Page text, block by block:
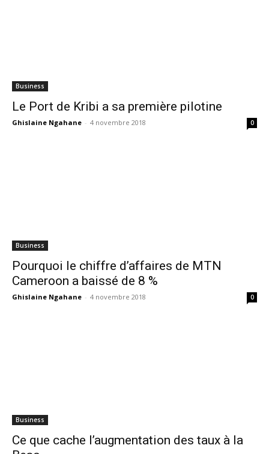
Business
Le Port de Kribi a sa première pilotine
Ghislaine Ngahane - 4 novembre 2018 0
Business
Pourquoi le chiffre d’affaires de MTN
Cameroon a baissé de 8 %
Ghislaine Ngahane - 4 novembre 2018 0
Business
Ce que cache l’augmentation des taux à la